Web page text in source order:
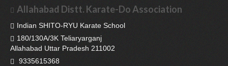
Allahabad Distt. Karate-Do Association
Indian SHITO-RYU Karate School
180/130A/3K Teliaryarganj
Allahabad Uttar Pradesh 211002
9335615368